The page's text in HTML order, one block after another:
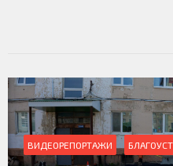
ВИДЕОРЕПОРТАЖИ